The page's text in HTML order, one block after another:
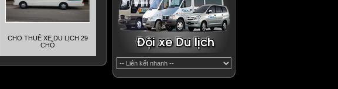
CHO THUÊ XE DU LỊCH 29
CHỖ